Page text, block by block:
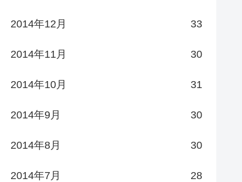
2014年12月 33
2014年11月 30
2014年10月 31
2014年9月 30
2014年8月 30
2014年7月 28